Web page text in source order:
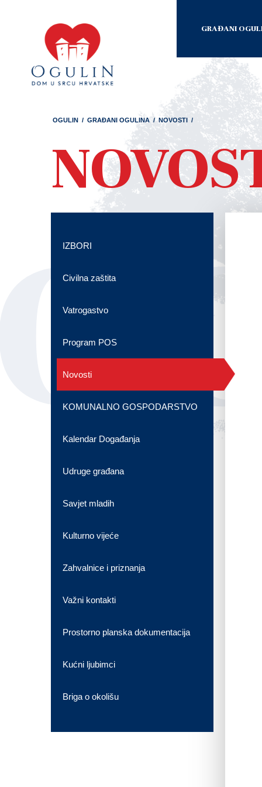
GRAĐANI
OGULIN / GRAĐANI OGULINA / NOVOSTI /
IZBORI
Civilna zaštita
Vatrogastvo
Program POS
Novosti
KOMUNALNO GOSPODARSTVO
Kalendar Događanja
Udruge građana
Savjet mladih
Kulturno vijeće
Zahvalnice i priznanja
Važni kontakti
Prostorno planska dokumentacija
Kućni ljubimci
Briga o okolišu